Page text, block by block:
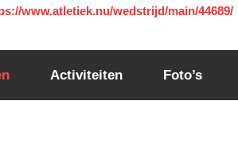
www.atletiek.nu/wedstrijd/main/44689/
Activiteiten Foto’s